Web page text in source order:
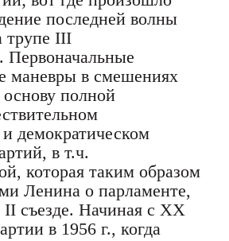
последней волны
трупе III
Первоначальные
маневры в смешениях
полной
демократическом
в т.ч.
которая таким образом
Ленина о парламенте,
съезде. Начиная с XX
в 1956 г., когда